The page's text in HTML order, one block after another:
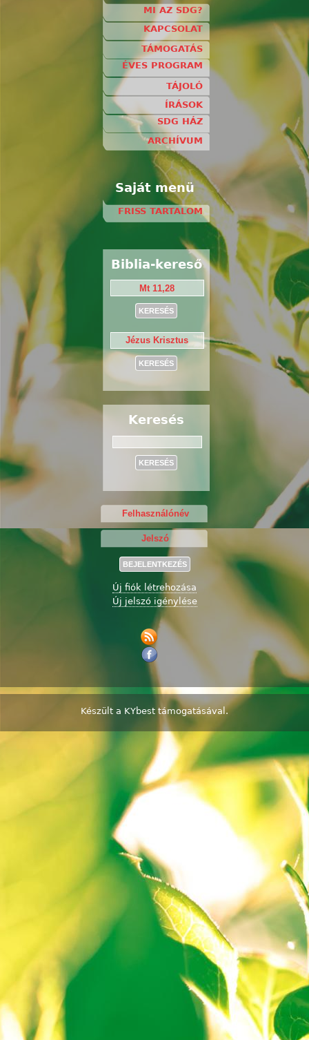
MI AZ SDG?
KAPCSOLAT
TÁMOGATÁS
ÉVES PROGRAM
TÁJOLÓ
ÍRÁSOK
SDG HÁZ
ARCHÍVUM
Saját menü
FRISS TARTALOM
Biblia-kereső
Keresés
Új fiók létrehozása
Új jelszó igénylése
Készült a KYbest támogatásával.